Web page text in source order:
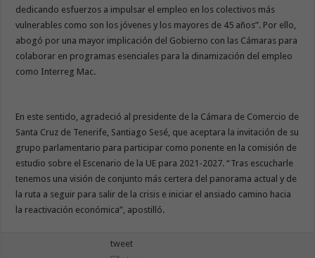
dedicando esfuerzos a impulsar el empleo en los colectivos más
vulnerables como son los jóvenes y los mayores de 45 años”. Por ello,
abogó por una mayor implicación del Gobierno con las Cámaras para
colaborar en programas esenciales para la dinamización del empleo
como Interreg Mac.
En este sentido, agradeció al presidente de la Cámara de Comercio de
Santa Cruz de Tenerife, Santiago Sesé, que aceptara la invitación de su
grupo parlamentario para participar como ponente en la comisión de
estudio sobre el Escenario de la UE para 2021-2027. “Tras escucharle
tenemos una visión de conjunto más certera del panorama actual y de
la ruta a seguir para salir de la crisis e iniciar el ansiado camino hacia
la reactivación económica”, apostilló.
tweet